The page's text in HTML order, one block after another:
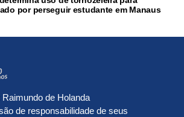
por perseguir estudante em Manaus
de Holanda
de responsabilidade de seus